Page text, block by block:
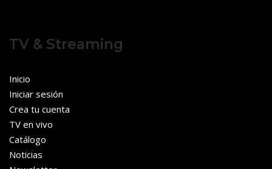
TV & Streaming
Inicio
Iniciar sesión
Crea tu cuenta
TV en vivo
Catálogo
Noticias